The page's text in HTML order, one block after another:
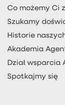
Co możemy Ci
Szukamy
Historie
Akademia
Dział wsparcia
Spotkajmy się